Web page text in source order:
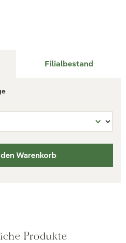
Filialbestand
Warenkorb
Produkte